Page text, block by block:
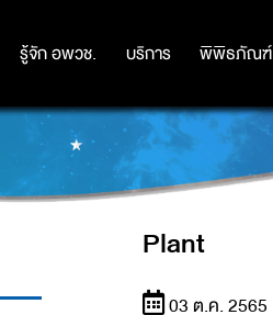
รู้จัก อพวช. บริการ พิพิธภัณฑ์
รู้จัก อพวช. บริการ พิพิธภัณฑ์
Plant
03 ต.ค. 2565